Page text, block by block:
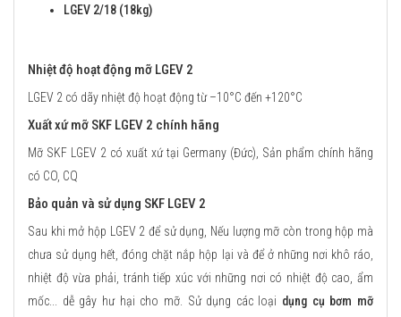
LGEV 2/18 (18kg)
Nhiệt độ hoạt động mỡ LGEV 2
LGEV 2 có dãy nhiệt độ hoạt động từ –10°C đến +120°C
Xuất xứ mỡ SKF LGEV 2 chính hãng
Mỡ SKF LGEV 2 có xuất xứ tại Germany (Đức), Sản phẩm chính hãng
có CO, CQ
Bảo quản và sử dụng SKF LGEV 2
Sau khi mở hộp LGEV 2 để sử dụng, Nếu lượng mỡ còn trong hộp mà
chưa sử dụng hết, đóng chặt nắp hộp lại và để ở những nơi khô ráo,
nhiệt độ vừa phải, tránh tiếp xúc với những nơi có nhiệt độ cao, ẩm
mốc... dễ gây hư hại cho mỡ. Sử dụng các loại dụng cụ bơm mỡ